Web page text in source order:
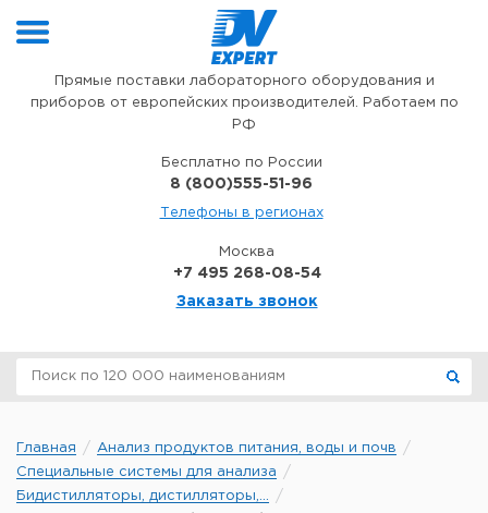
Прямые поставки лабораторного оборудования и
приборов от европейских производителей. Работаем по
РФ
Бесплатно по России
8 (800)555-51-96
Телефоны в регионах
Москва
+7 495 268-08-54
Заказать звонок
Главная
Анализ продуктов питания, воды и почв
Специальные системы для анализа
Бидистилляторы, дистилляторы,...